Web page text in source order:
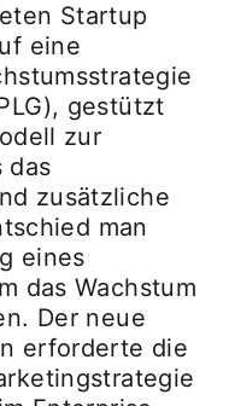
Startup
eine
gestützt
zur
das
zusätzliche
man
eines
das Wachstum
Der neue
erforderte die